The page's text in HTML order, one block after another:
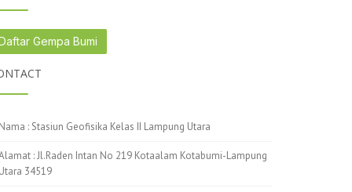
Gempa Bumi
: Stasiun Geofisika Kelas II Lampung Utara
: Jl.Raden Intan No 219 Kotaalam Kotabumi-Lampung
34519